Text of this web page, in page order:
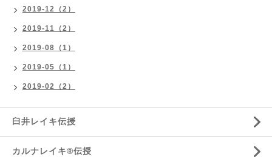
2019-12（2）
2019-11（2）
2019-08（1）
2019-05（1）
2019-02（2）
臼井レイキ伝授
カルナレイキ®伝授